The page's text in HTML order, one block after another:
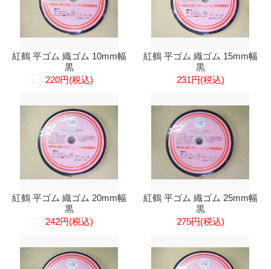
紅鶴 平ゴム 織ゴム 10mm幅
黒
220円(税込)
紅鶴 平ゴム 織ゴム 15mm幅
黒
231円(税込)
紅鶴 平ゴム 織ゴム 20mm幅
黒
242円(税込)
紅鶴 平ゴム 織ゴム 25mm幅
黒
275円(税込)